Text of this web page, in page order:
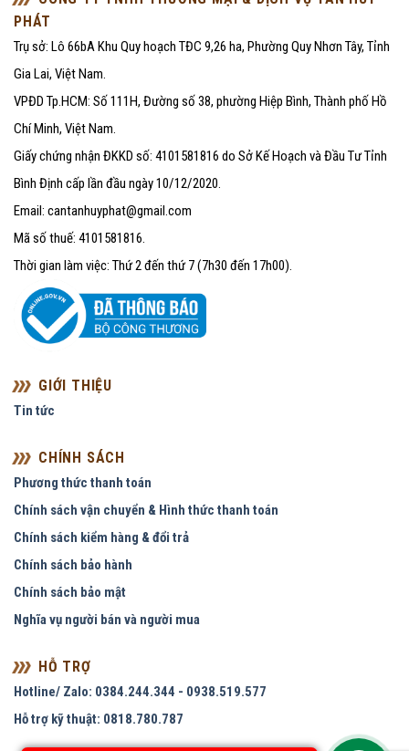
PHÁT
Trụ sở: Lô 66bA Khu Quy hoạch TĐC 9,26 ha, Phường Quy Nhơn Tây, Tỉnh
Gia Lai, Việt Nam.
VPĐD Tp.HCM: Số 111H, Đường số 38, phường Hiệp Bình, Thành phố Hồ
Chí Minh, Việt Nam.
Giấy chứng nhận ĐKKD số: 4101581816 do Sở Kế Hoạch và Đầu Tư Tỉnh
Bình Định cấp lần đầu ngày 10/12/2020.
Email: cantanhuyphat@gmail.com
Mã số thuế: 4101581816.
Thời gian làm việc: Thứ 2 đến thứ 7 (7h30 đến 17h00).
GIỚI THIỆU
Tin tức
CHÍNH SÁCH
Phương thức thanh toán
Chính sách vận chuyển & Hình thức thanh toán
Chính sách kiểm hàng & đổi trả
Chính sách bảo hành
Chính sách bảo mật
Nghĩa vụ người bán và người mua
HỖ TRỢ
Hotline/ Zalo: 0384.244.344 - 0938.519.577
Hỗ trợ kỹ thuật: 0818.780.787